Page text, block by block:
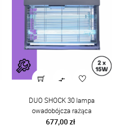

DUO SHOCK 30 lampa
owadobójcza rażąca
Cena
677,00 zł